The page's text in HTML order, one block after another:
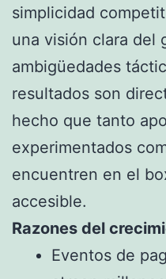
simplicidad
una visión clara del
ambigüedades
resultados son
hecho que tanto
experimentados
encuentren en el
accesible.
Razones del
Eventos de